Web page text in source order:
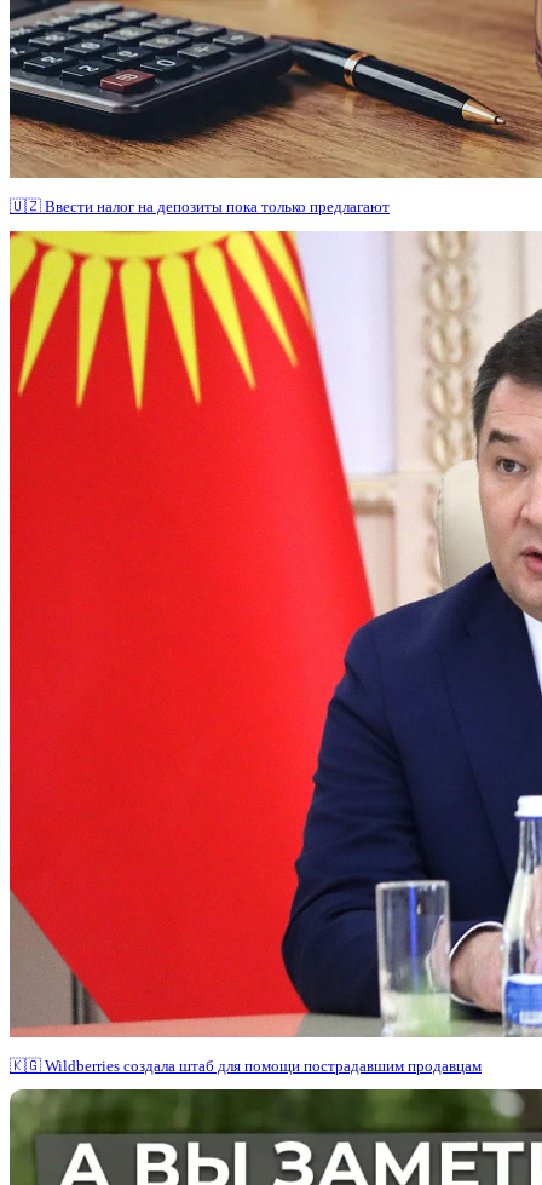
🇺🇿 Ввести налог на депозиты пока только предлагают
🇰🇬 Wildberries создала штаб для помощи пострадавшим продавцам